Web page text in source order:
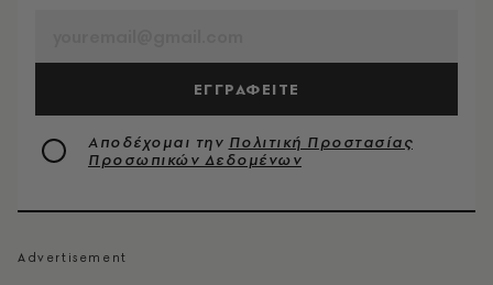
ΕΓΓΡΑΦΕΙΤΕ
Αποδέχομαι την Πολιτική Προστασίας
Προσωπικών Δεδομένων